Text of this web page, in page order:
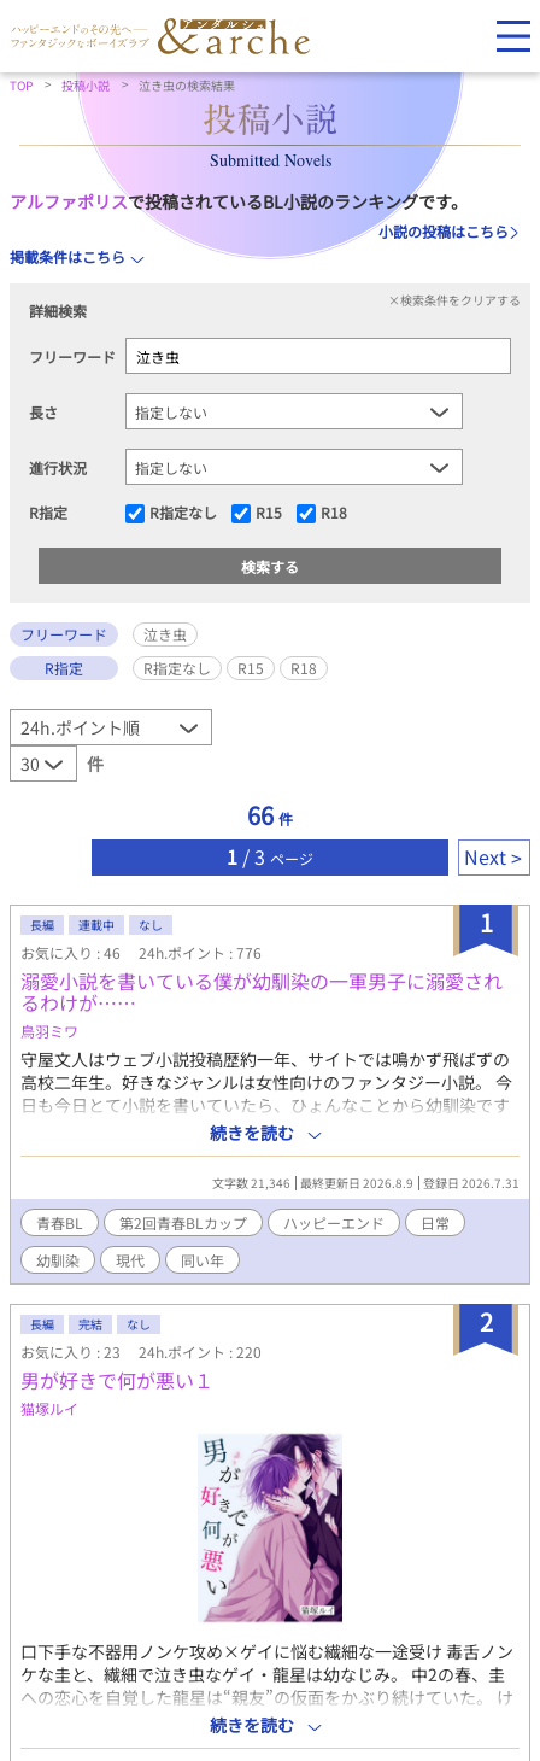
TOP 投稿小説 泣き虫の検索結果
Submitted Novels
アルファポリスで投稿されているBL小説のランキングです。
小説の投稿はこちら
掲載条件はこちら
詳細検索
×検索条件をクリアする
フリーワード
長さ
進行状況
R指定 R指定なし R15 R18
フリーワード
泣き虫
R指定
R指定なし R15 R18
件
66 件
1 / 3 ページ Next
1
長編 連載中 なし
お気に入り : 46 24h.ポイント : 776
溺愛小説を書いている僕が幼馴染の一軍男子に溺愛され
るわけが……
鳥羽ミワ
守屋文人はウェブ小説投稿歴約一年、サイトでは鳴かず飛ばずの
高校二年生。好きなジャンルは女性向けのファンタジー小説。 今
日も今日とて小説を書いていたら、ひょんなことから幼馴染です
っかり疎遠になっていた一軍男子・青井晴樹にバレてしまった。
いまだに泣き虫の癖が直らない晴樹に「小説を読みたい」と迫ら
れ、その泣き出しそうな目に良心をちくちく刺激された文人は、
自分の投稿作品を教えてしまう。 これでつまらないとか思われた
らどうしよう。 不安がる文人をよそに、晴樹は文人へ甘々に急接
近する。小説を面白いと言われ、なぜか優しくされて、文人はそ
の本心が分からないながらも晴樹へ溺れていく……。 すれ違う幼
馴染、から回る恋心、満たされない承認欲求。果たして文人は晴
樹の本心を暴き、こじれた関係をどうにか解決できるのか！？
続きを読む
文字数 21,346 最終更新日 2026.8.9 登録日 2026.7.31
青春BL 第2回青春BLカップ ハッピーエンド
日常
幼馴染
現代 同い年
2
長編 完結 なし
お気に入り : 23 24h.ポイント : 220
男が好きで何が悪い１
猫塚ルイ
口下手な不器用ノンケ攻め×ゲイに悩む繊細な一途受け 毒舌ノン
ケな圭と、繊細で泣き虫なゲイ・龍星は幼なじみ。 中2の春、圭
への恋心を自覚した龍星は“親友”の仮面をかぶり続けていた。 け
れどある日 圭に想いがバレかけたことで、周囲の偏見と悪意が二
人を引き裂いていく——。 心ない言葉、すれ違い、喧嘩、嘘 それ
続きを読む